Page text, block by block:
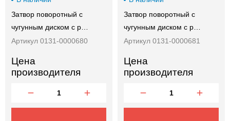
Затвор поворотный с
чугунным диском с р…
Артикул 0131-0000680
Цена
производителя
Затвор поворотный с
чугунным диском с р…
Артикул 0131-0000681
Цена
производителя